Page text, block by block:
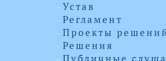
Устав
Регламент
Проекты
Решения